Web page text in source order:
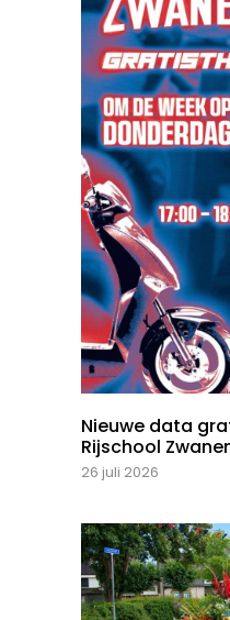
Nieuwe data
Rijschool
26 juli 2026